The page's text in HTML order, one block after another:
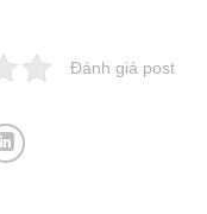
Đánh giá post